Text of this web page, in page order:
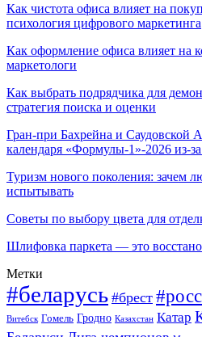
Как чистота офиса влияет на
психология цифрового маркетинга
Как оформление офиса влияет на
маркетологи
Как выбрать подрядчика для
стратегия поиска и оценки
Гран-при Бахрейна и Саудовской
календаря «Формулы-1»-2026 из-
Туризм нового поколения: зачем
испытывать
Советы по выбору цвета для
Шлифовка паркета — это
Метки
#беларусь #брест
Витебск Гомель Гродно Казахстан Катар